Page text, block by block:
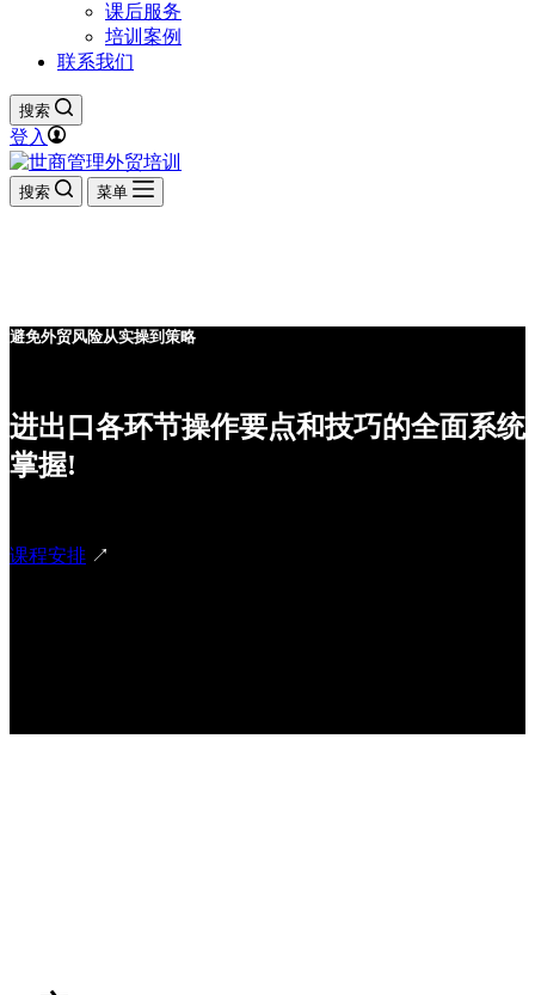
课后服务
培训案例
联系我们
搜索
登入
搜索 菜单
避免外贸风险从实操到策略
进出口各环节操作要点和技巧的全面系统
掌握!
课程安排 ↗